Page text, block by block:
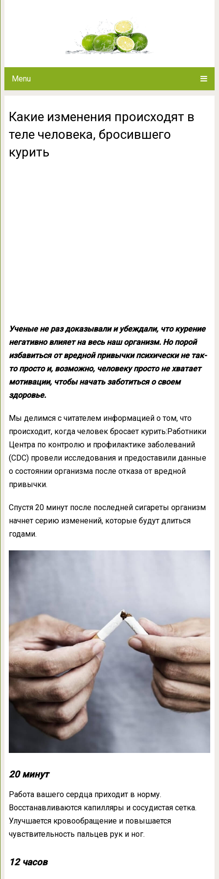
Menu
Какие изменения происходят в
теле человека, бросившего
курить
Ученые не раз доказывали и убеждали, что курение
негативно влияет на весь наш организм. Но порой
избавиться от вредной привычки психически не так-
то просто и, возможно, человеку просто не хватает
мотивации, чтобы начать заботиться о своем
здоровье.
Мы делимся с читателем информацией о том, что
происходит, когда человек бросает курить:Работники
Центра по контролю и профилактике заболеваний
(CDC) провели исследования и предоставили данные
о состоянии организма после отказа от вредной
привычки.
Спустя 20 минут после последней сигареты организм
начнет серию изменений, которые будут длиться
годами.
20 минут
Работа вашего сердца приходит в норму.
Восстанавливаются капилляры и сосудистая сетка.
Улучшается кровообращение и повышается
чувствительность пальцев рук и ног.
12 часов